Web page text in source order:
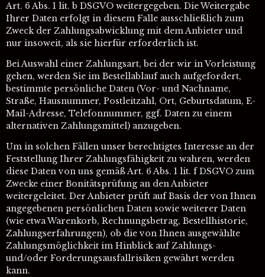
Art. 6 Abs. 1 lit. b DSGVO weitergegeben. Die Weitergabe
Ihrer Daten erfolgt in diesem Falle ausschließlich zum
Zweck der Zahlungsabwicklung mit dem Anbieter und
nur insoweit, als sie hierfür erforderlich ist.
Bei Auswahl einer Zahlungsart, bei der wir in Vorleistung
gehen, werden Sie im Bestellablauf auch aufgefordert,
bestimmte persönliche Daten (Vor- und Nachname,
Straße, Hausnummer, Postleitzahl, Ort, Geburtsdatum, E-
Mail-Adresse, Telefonnummer, ggf. Daten zu einem
alternativen Zahlungsmittel) anzugeben.
Um in solchen Fällen unser berechtigtes Interesse an der
Feststellung Ihrer Zahlungsfähigkeit zu wahren, werden
diese Daten von uns gemäß Art. 6 Abs. 1 lit. f DSGVO zum
Zwecke einer Bonitätsprüfung an den Anbieter
weitergeleitet. Der Anbieter prüft auf Basis der von Ihnen
angegebenen persönlichen Daten sowie weiterer Daten
(wie etwa Warenkorb, Rechnungsbetrag, Bestellhistorie,
Zahlungserfahrungen), ob die von Ihnen ausgewählte
Zahlungsmöglichkeit im Hinblick auf Zahlungs-
und/oder Forderungsausfallrisiken gewährt werden
kann.